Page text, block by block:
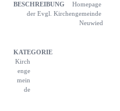
Homepage
der Evgl. Kirchengemeinde
Neuwied
Kirch
enge
mein
de